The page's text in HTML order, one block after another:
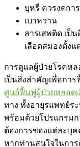
บุหรี่ ควรงดกา
เบาหวาน
สารเสพติด เป็
เลือดสมองตั้งแ
การดูแลผู้ป่วยโรคหล
เป็นสิ่งสำคัญเพื่อกา
ศูนย์ฟื้นฟูผู้ป่วยหลอด
ทาง ทั้งอายุรแพทย์ร
พร้อมด้วยโปรแกรม
ต้องการของแต่ละบุ
หากท่านสนใจในกา